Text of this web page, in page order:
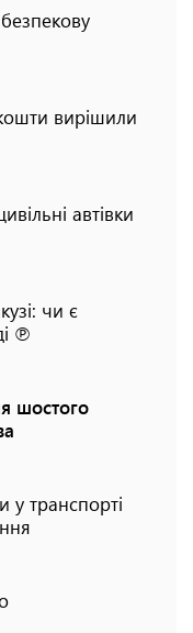
вирішили
автівки
чи є
℗
шостого
у транспорті